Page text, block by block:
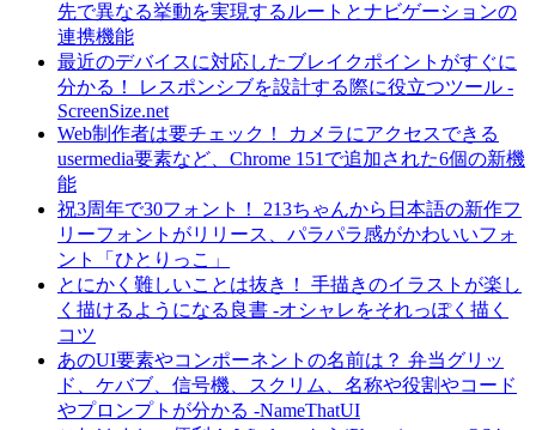
先で異なる挙動を実現するルートとナビゲーションの
連携機能
最近のデバイスに対応したブレイクポイントがすぐに
分かる！ レスポンシブを設計する際に役立つツール -
ScreenSize.net
Web制作者は要チェック！ カメラにアクセスできる
usermedia要素など、Chrome 151で追加された6個の新機
能
祝3周年で30フォント！ 213ちゃんから日本語の新作フ
リーフォントがリリース、パラパラ感がかわいいフォ
ント「ひとりっこ」
とにかく難しいことは抜き！ 手描きのイラストが楽し
く描けるようになる良書 -オシャレをそれっぽく描く
コツ
あのUI要素やコンポーネントの名前は？ 弁当グリッ
ド、ケバブ、信号機、スクリム、名称や役割やコード
やプロンプトが分かる -NameThatUI